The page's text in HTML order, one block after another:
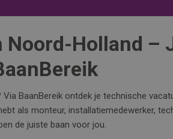
Holland –
BaanBereik ontdek je technische
als monteur, installatiemedewerker,
de juiste baan voor jou.